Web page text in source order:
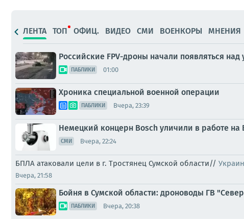
ЛЕНТА ТОП ОФИЦ. ВИДЕО СМИ ВОЕНКОРЫ МНЕНИЯ
Российские FPV-дроны начали появляться над
ПАБЛИКИ 01:00
Хроника специальной военной операции
ПАБЛИКИ Вчера, 23:39
Немецкий концерн Bosch уличили в работе на
СМИ Вчера, 22:24
БПЛА атаковали цели в г. Тростянец Сумской области//
Вчера, 21:58
Бойня в Сумской области: дроноводы ГВ
ПАБЛИКИ Вчера, 20:38